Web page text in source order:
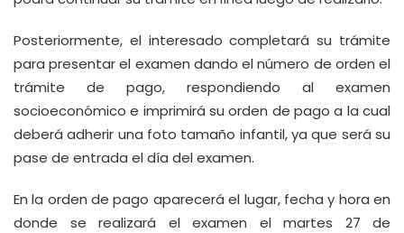
Posteriormente, el interesado completará su trámite
para presentar el examen dando el número de orden el
trámite de pago, respondiendo al examen
socioeconómico e imprimirá su orden de pago a la cual
deberá adherir una foto tamaño infantil, ya que será su
pase de entrada el día del examen.
En la orden de pago aparecerá el lugar, fecha y hora en
donde se realizará el examen el martes 27 de